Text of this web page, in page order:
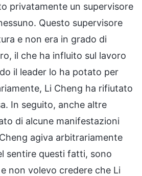
privatamente un supervisore
Questo supervisore
e non era in grado di
il che ha influito sul lavoro
il leader lo ha potato per
Li Cheng ha rifiutato
In seguito, anche altre
di alcune manifestazioni
agiva arbitrariamente
sentire questi fatti, sono
non volevo credere che Li